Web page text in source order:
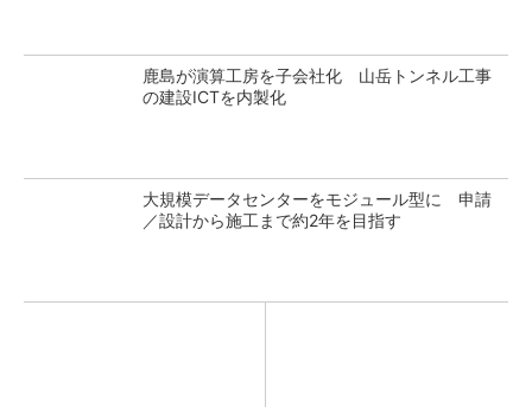
鹿島が演算工房を子会社化 山岳トンネル工事
の建設ICTを内製化
大規模データセンターをモジュール型に 申請
／設計から施工まで約2年を目指す